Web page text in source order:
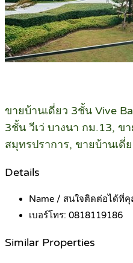
ขายบ้านเดี่ยว 3ชั้น Vive
3ชั้น วีเว่ บางนา กม.13, ข
สมุทรปราการ, ขายบ้านเดี่
Details
Name / สนใจติดต่อได้ที่
เบอร์โทร: 0818119186
Similar Properties